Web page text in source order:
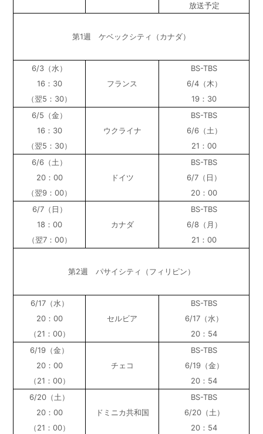
放送予定
第1週 ケベックシティ（カナダ）
6/3（水）
16：30
（翌5：30）
フランス
BS-TBS
6/4（木）
19：30
6/5（金）
16：30
（翌5：30）
ウクライナ
BS-TBS
6/6（土）
21：00
6/6（土）
20：00
（翌9：00）
ドイツ
BS-TBS
6/7（日）
20：00
6/7（日）
18：00
（翌7：00）
カナダ
BS-TBS
6/8（月）
21：00
第2週 パサイシティ（フィリピン）
6/17（水）
20：00
（21：00）
セルビア
BS-TBS
6/17（水）
20：54
6/19（金）
20：00
（21：00）
チェコ
BS-TBS
6/19（金）
20：54
6/20（土）
20：00
（21：00）
ドミニカ共和国
BS-TBS
6/20（土）
20：54